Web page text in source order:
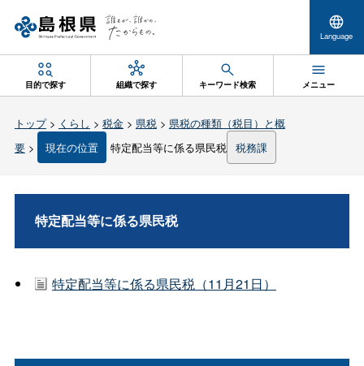
Language
目的で探す 組織で探す キーワード検索 メニュー
トップ> くらし > 税金> 県税> 県税の種類（税目）と概
要> 現在の位置 特定配当等に係る県民税 税務課
特定配当等に係る県民税
特定配当等に係る県民税（11月21日）